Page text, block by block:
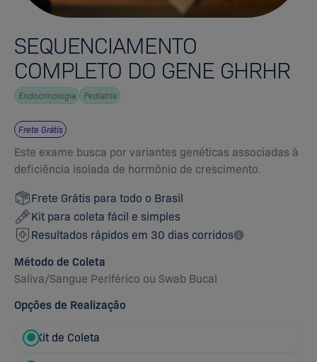
SEQUENCIAMENTO
COMPLETO DO GENE GHRHR
Endocrinologia Pediatria
Frete Grátis
Este exame busca por variantes genéticas associadas à
deficiência isolada de hormônio de crescimento.
Frete Grátis para todo o Brasil
Kit para coleta fácil e simples
Resultados rápidos em 30 dias corridos
Método de Coleta
Saliva/Sangue Periférico ou Swab Bucal
Opções de Realização
Kit de Coleta